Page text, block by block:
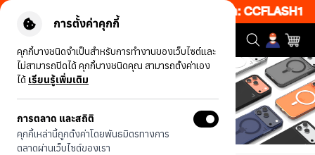
การตั้งค่าคุกกี้
คุกกี้บางชนิดจำเป็นสำหรับการทำงานของเว็บไซต์และ
ไม่สามารถปิดได้ คุกกี้บางชนิดคุณ สามารถตั้งค่าเอง
ได้ เรียนรู้เพิ่มเติม
การตลาด และสถิติ
คุกกี้เหล่านี้ถูกตั้งค่าโดยพันธมิตรทางการ
ตลาดผ่านเว็บไซต์ของเรา
50% เพียงช้อป 1 ชิ้น เริ่มคืนนี้ 19.00-00.00 โค้ด: CCFLASH1
ติดต่อเรา